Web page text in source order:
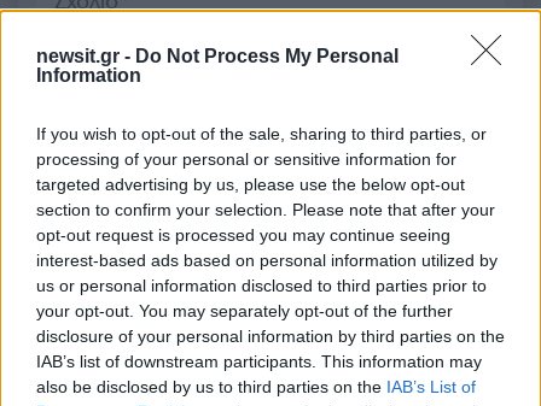
newsit.gr - Do Not Process My Personal
Information
If you wish to opt-out of the sale, sharing to third parties, or
processing of your personal or sensitive information for
targeted advertising by us, please use the below opt-out
section to confirm your selection. Please note that after your
opt-out request is processed you may continue seeing
interest-based ads based on personal information utilized by
us or personal information disclosed to third parties prior to
your opt-out. You may separately opt-out of the further
disclosure of your personal information by third parties on the
IAB’s list of downstream participants. This information may
also be disclosed by us to third parties on the IAB’s List of
Υποβολή σχολίου
Όροι Χρήσης. Το site προστατεύεται από reCAPTCHA, ισχύουν
Πολιτική Απορρήτου&
Lifestyle
ΚΑΤΕΡΙΝΑ ΣΤΙΚΟΥΔΗ
ΜΟΔΑ
Share: